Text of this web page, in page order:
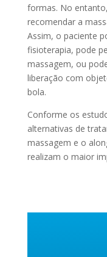
formas. No
recomendar a
Assim, o paciente
fisioterapia, pode
massagem, ou
liberação com
bola.
Conforme os
alternativas de
massagem e o
realizam o maior